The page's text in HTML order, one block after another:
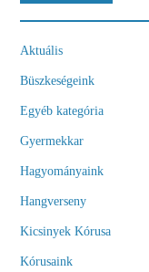
Aktuális
Büszkeségeink
Egyéb kategória
Gyermekkar
Hagyományaink
Hangverseny
Kicsinyek Kórusa
Kórusaink